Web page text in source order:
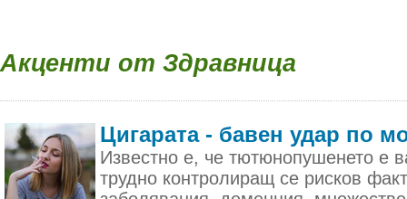
Акценти от Здравница
Цигарата - бавен удар по
Известно е, че тютюнопушенето е
трудно контролиращ се рисков